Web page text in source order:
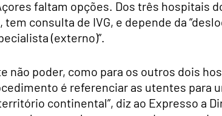
faltam opções. Dos três hospitais
tem consulta de IVG, e depende da
(externo)”.
não poder, como para os outros dois
é referenciar as utentes para
continental”, diz ao Expresso a